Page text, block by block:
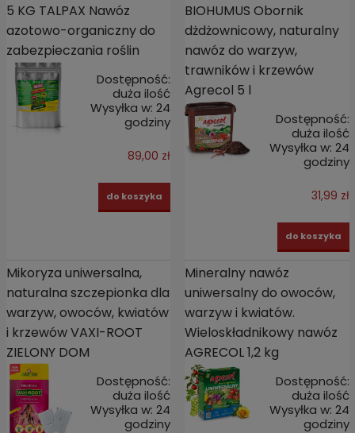
5 KG TALPAX Nawóz
azotowo-organiczny do
zabezpieczania roślin
Dostępność:
duża ilość
Wysyłka w: 24
godziny
89,00 zł
do koszyka
BIOHUMUS Obornik
dżdżownicowy, naturalny
nawóz do warzyw,
trawników i krzewów
Agrecol 5 l
Dostępność:
duża ilość
Wysyłka w: 24
godziny
31,99 zł
do koszyka
Mikoryza uniwersalna,
naturalna szczepionka dla
warzyw, owoców, kwiatów
i krzewów VAXI-ROOT
ZIELONY DOM
Dostępność:
duża ilość
Wysyłka w: 24
godziny
Mineralny nawóz
uniwersalny do owoców,
warzyw i kwiatów.
Wieloskładnikowy nawóz
AGRECOL 1,2 kg
Dostępność:
duża ilość
Wysyłka w: 24
godziny